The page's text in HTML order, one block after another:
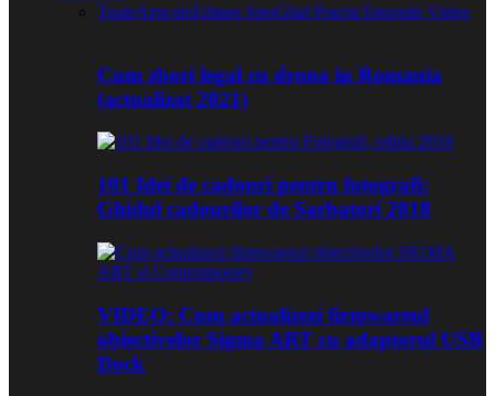
ToateArticoleEditare fotoGhid PracticTutoriale Video
Cum zbori legal cu drona in Romania
(actualizat 2021)
101 Idei de cadouri pentru fotografi:
Ghidul cadourilor de Sarbatori 2018
VIDEO: Cum actualizezi firmwareul
obiectivelor Sigma ART cu adaptorul USB
Dock